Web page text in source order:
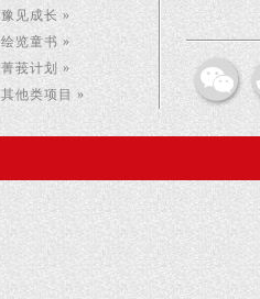
豫见成长 »
绘览童书 »
菁莪计划 »
其他类项目 »